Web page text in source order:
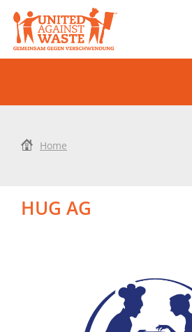
Home
HUG AG